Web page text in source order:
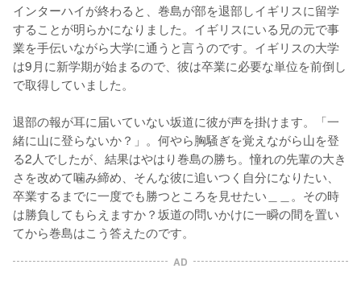
インターハイが終わると、巻島が部を退部しイギリスに留学
することが明らかになりました。イギリスにいる兄の元で事
業を手伝いながら大学に通うと言うのです。イギリスの大学
は9月に新学期が始まるので、彼は卒業に必要な単位を前倒し
で取得していました。
退部の報が耳に届いていない坂道に彼が声を掛けます。「一
緒に山に登らないか？」。何やら胸騒ぎを覚えながら山を登
る2人でしたが、結果はやはり巻島の勝ち。憧れの先輩の大き
さを改めて噛み締め、そんな彼に追いつく自分になりたい、
卒業するまでに一度でも勝つところを見せたい＿＿。その時
は勝負してもらえますか？坂道の問いかけに一瞬の間を置い
てから巻島はこう答えたのです。
AD